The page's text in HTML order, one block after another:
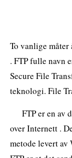
To vanlige
. FTP fulle navn
Secure File
teknologi. File
FTP er en av
over Internett .
metode levert av